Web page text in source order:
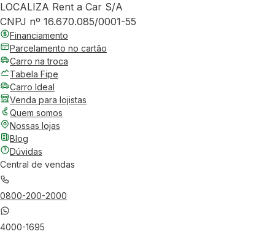
LOCALIZA Rent a Car S/A
CNPJ nº 16.670.085/0001-55
Financiamento
Parcelamento no cartão
Carro na troca
Tabela Fipe
Carro Ideal
Venda para lojistas
Quem somos
Nossas lojas
Blog
Dúvidas
Central de vendas
0800-200-2000
4000-1695